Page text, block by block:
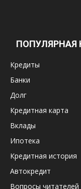
ПОПУЛЯРНАЯ
Кредиты
Банки
Долг
Кредитная карта
Вклады
Ипотека
Кредитная история
Автокредит
Вопросы читателей